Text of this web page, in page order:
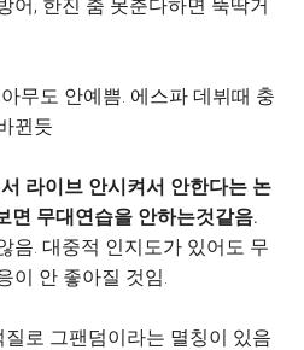
어, 한진 춤 못춘다하면 뚝딱거
무도 안예쁨. 에스파 데뷔때 충
뀐듯
라이브 안시켜서 안한다는 논
면 무대연습을 안하는것같음.
음. 대중적 인지도가 있어도 무
이 안 좋아질 것임.
로 그팬덤이라는 멸칭이 있음